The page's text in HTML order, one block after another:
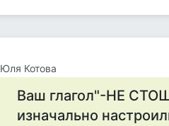
Юля Котова
Ваш глагол"-НЕ
изначально